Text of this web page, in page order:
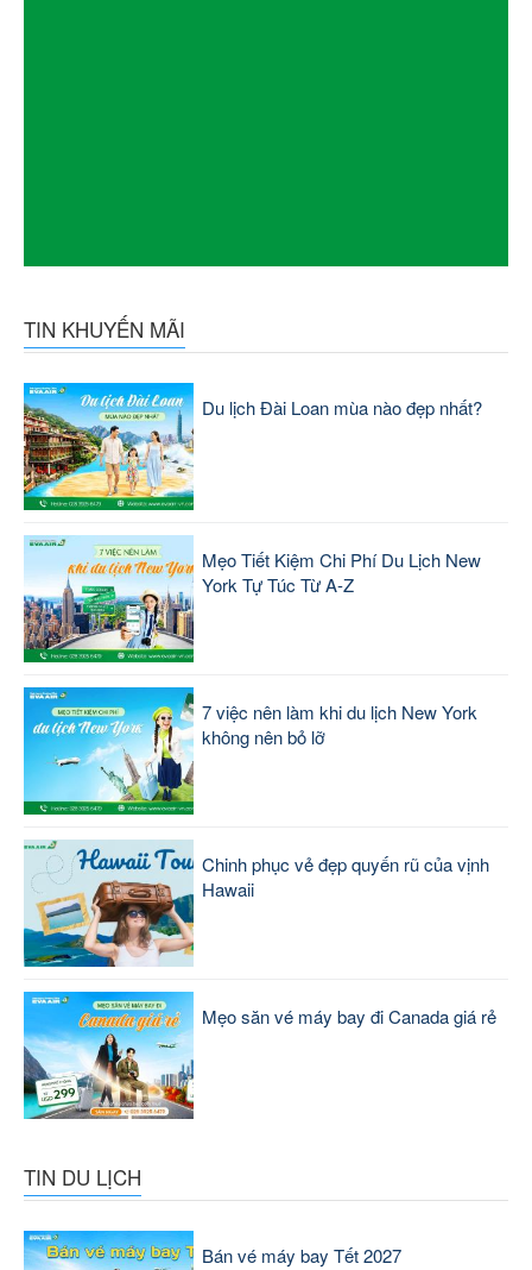
TIN KHUYẾN MÃI
Du lịch Đài Loan mùa nào đẹp nhất?
Mẹo Tiết Kiệm Chi Phí Du Lịch New
York Tự Túc Từ A-Z
7 việc nên làm khi du lịch New York
không nên bỏ lỡ
Chinh phục vẻ đẹp quyến rũ của vịnh
Hawaii
Mẹo săn vé máy bay đi Canada giá rẻ
TIN DU LỊCH
Bán vé máy bay Tết 2027